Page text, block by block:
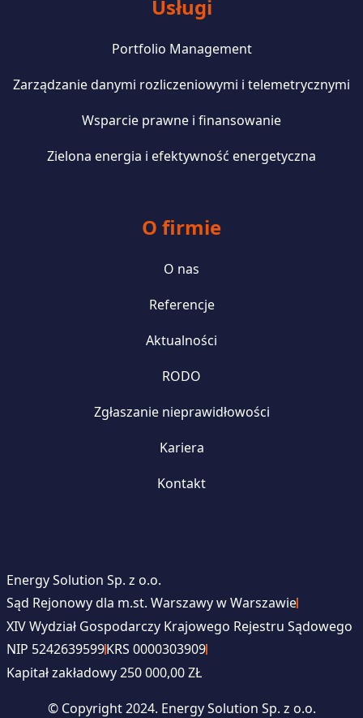
Usługi
Portfolio Management
Zarządzanie danymi rozliczeniowymi i telemetrycznymi
Wsparcie prawne i finansowanie
Zielona energia i efektywność energetyczna
O firmie
O nas
Referencje
Aktualności
RODO
Zgłaszanie nieprawidłowości
Kariera
Kontakt
Energy Solution Sp. z o.o.
Sąd Rejonowy dla m.st. Warszawy w Warszawie
XIV Wydział Gospodarczy Krajowego Rejestru Sądowego
NIP 5242639599KRS 0000303909
Kapitał zakładowy 250 000,00 ZŁ
© Copyright 2024. Energy Solution Sp. z o.o.